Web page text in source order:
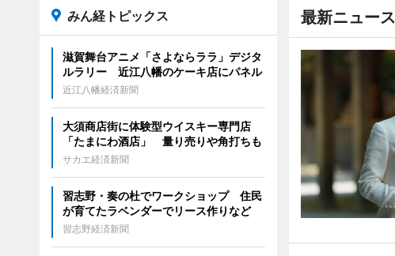
最新ニュース
みん経トピックス
滋賀舞台アニメ「さよならララ」デジタ
ルラリー 近江八幡のケーキ店にパネル
近江八幡経済新聞
大須商店街に体験型ウイスキー専門店
「たまにわ酒店」 量り売りや角打ちも
サカエ経済新聞
習志野・奏の杜でワークショップ 住民
が育てたラベンダーでリース作りなど
習志野経済新聞